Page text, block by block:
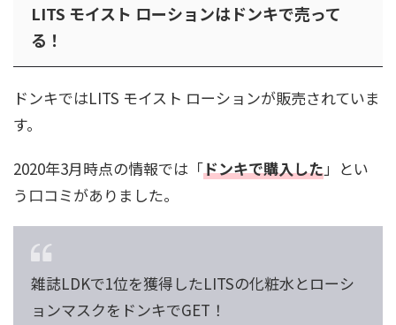
LITS モイスト ローションはドンキで売って
る！
ドンキではLITS モイスト ローションが販売されていま
す。
2020年3月時点の情報では「ドンキで購入した」とい
う口コミがありました。
雑誌LDKで1位を獲得したLITSの化粧水とローシ
ョンマスクをドンキでGET！